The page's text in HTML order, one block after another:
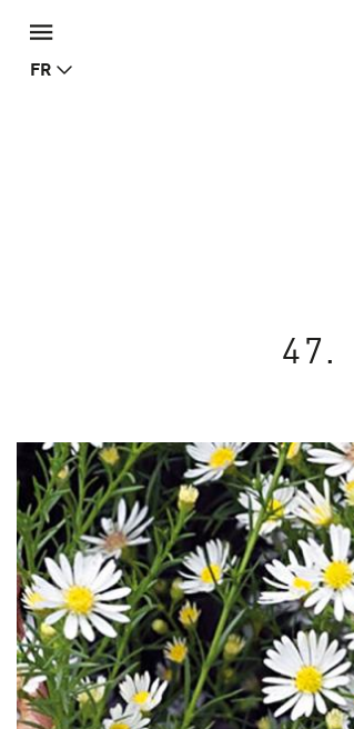
FR
47.